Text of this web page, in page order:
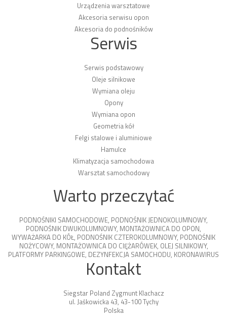
Urządzenia warsztatowe
Akcesoria serwisu opon
Akcesoria do podnośników
Serwis
Serwis podstawowy
Oleje silnikowe
Wymiana oleju
Opony
Wymiana opon
Geometria kół
Felgi stalowe i aluminiowe
Hamulce
Klimatyzacja samochodowa
Warsztat samochodowy
Warto przeczytać
PODNOŚNIKI SAMOCHODOWE, PODNOŚNIK JEDNOKOLUMNOWY,
PODNOŚNIK DWUKOLUMNOWY, MONTAŻOWNICA DO OPON,
WYWAŻARKA DO KÓŁ, PODNOŚNIK CZTEROKOLUMNOWY, PODNOŚNIK
NOŻYCOWY, MONTAŻOWNICA DO CIĘŻARÓWEK, OLEJ SILNIKOWY,
PLATFORMY PARKINGOWE, DEZYNFEKCJA SAMOCHODU, KORONAWIRUS
Kontakt
Siegstar Poland Zygmunt Klachacz
ul. Jaśkowicka 43, 43-100 Tychy
Polska